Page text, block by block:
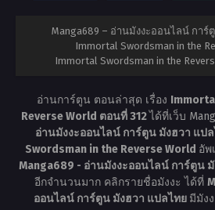
Manga689 – อ่านมังงะออนไลน์ การ์
Immortal Swordsman in the
Immortal Swordsman in the
อ่านการ์ตูน ตอนล่าสุด เรื่อง
Reverse World ตอนที่ 312ได้ที่เว็บ
อ่านมังงะออนไลน์ การ์ตูน มังฮวา แป
Swordsman in the Reverse World อัพ
Manga689 - อ่านมังงะออนไลน์ การ์ตูน
อีกจำนวนมาก คลิกรายชื่อมังงะ ได้ที่
ออนไลน์ การ์ตูน มังฮวา แปลไทย มีมัง